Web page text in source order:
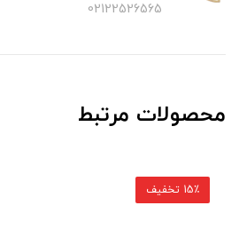
02122526565
محصولات مرتبط
15٪ تخفیف